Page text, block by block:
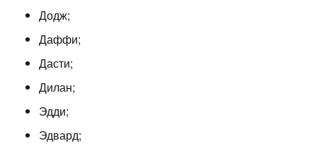
Додж;
Даффи;
Дасти;
Дилан;
Эдди;
Эдвард;